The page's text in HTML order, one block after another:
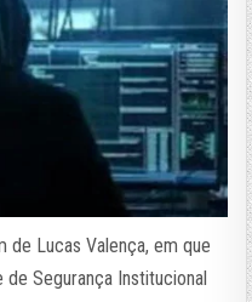
de Lucas Valença, em que
Segurança Institucional